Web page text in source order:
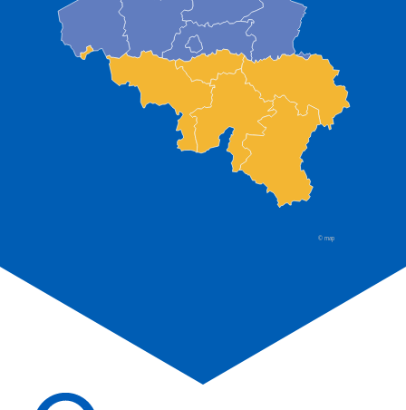
© map